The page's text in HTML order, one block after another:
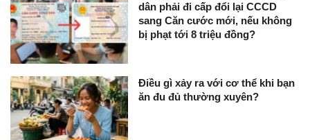
dân phải đi cấp đổi lại CCCD
sang Căn cước mới, nếu không
bị phạt tới 8 triệu đồng?
Điều gì xảy ra với cơ thể khi bạn
ăn đu đủ thường xuyên?